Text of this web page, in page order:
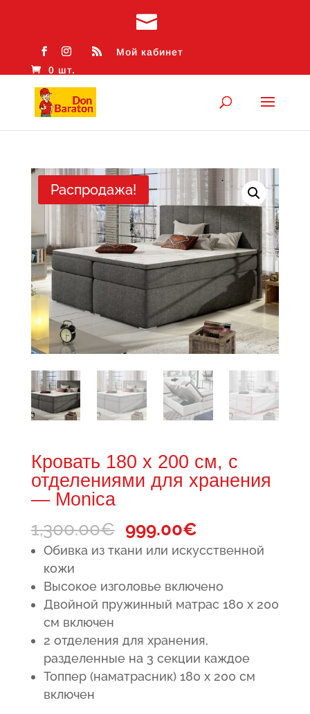
Мой кабинет
0 шт.
Распродажа!
Кровать 180 x 200 см, с
отделениями для хранения
— Monica
1,300.00€ Первоначальная
цена
1,300.00€.
999.00€Текущая
цена:
Обивка из ткани или искусственной
кожи
Высокое изголовье включено
Двойной пружинный матрас 180 x 200
см включен
2 отделения для хранения,
разделенные на 3 секции каждое
Топпер (наматрасник) 180 x 200 см
включен